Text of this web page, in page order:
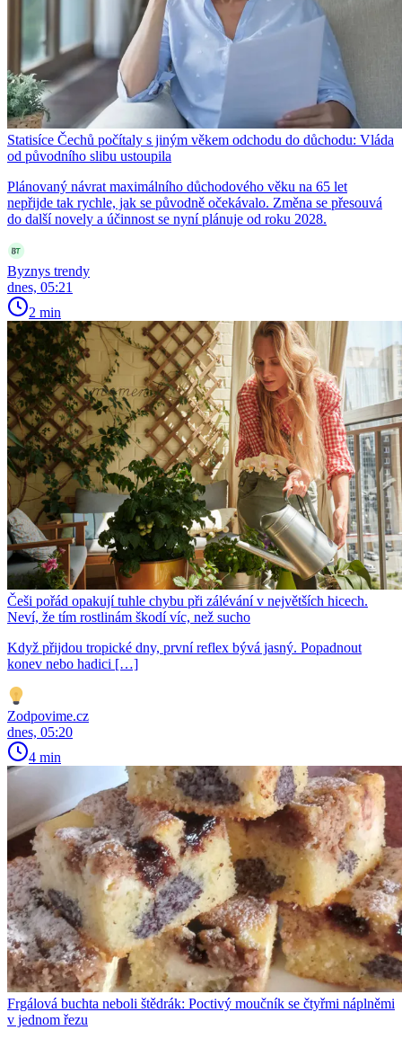
Statisíce Čechů počítaly s jiným věkem odchodu do důchodu: Vláda
od původního slibu ustoupila
Plánovaný návrat maximálního důchodového věku na 65 let
nepřijde tak rychle, jak se původně očekávalo. Změna se přesouvá
do další novely a účinnost se nyní plánuje od roku 2028.
Byznys trendy
dnes, 05:21
2 min
Češi pořád opakují tuhle chybu při zálévání v největších hicech.
Neví, že tím rostlinám škodí víc, než sucho
Když přijdou tropické dny, první reflex bývá jasný. Popadnout
konev nebo hadici […]
Zodpovime.cz
dnes, 05:20
4 min
Frgálová buchta neboli štědrák: Poctivý moučník se čtyřmi náplněmi
v jednom řezu